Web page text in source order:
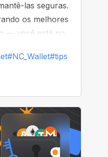
las seguras.
os melhores
— você está no
garantir a
na
#NC_Wallet#tips